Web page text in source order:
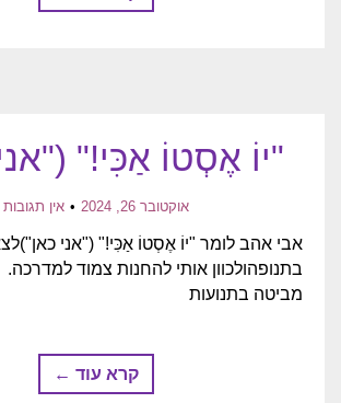
"יוֹ אֶסְטוֹ אַכִּי!"
אוקטובר 26, 2024 אין תגובות
אבי אהב לומר "יוֹ אֶסְטוֹ אַכִּי!" ("אני
בתנופהולכוון אותי להחנות צמוד למדרכה.
מביטה בתנועות
קרא עוד ←